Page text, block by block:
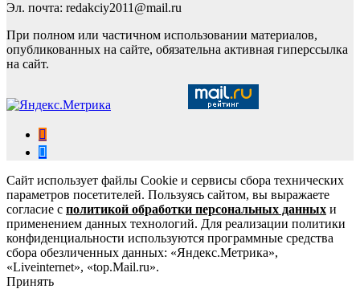
Эл. почта: redakciy2011@mail.ru
При полном или частичном использовании материалов,
опубликованных на сайте, обязательна активная гиперссылка
на сайт.
Сайт использует файлы Cookie и сервисы сбора технических
параметров посетителей. Пользуясь сайтом, вы выражаете
согласие с политикой обработки персональных данных и
применением данных технологий. Для реализации политики
конфиденциальности используются программные средства
сбора обезличенных данных: «Яндекс.Метрика»,
«Liveinternet», «top.Mail.ru».
Принять